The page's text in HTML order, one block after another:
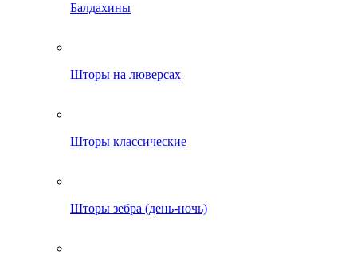
Балдахины
Шторы на люверсах
Шторы классические
Шторы зебра (день-ночь)